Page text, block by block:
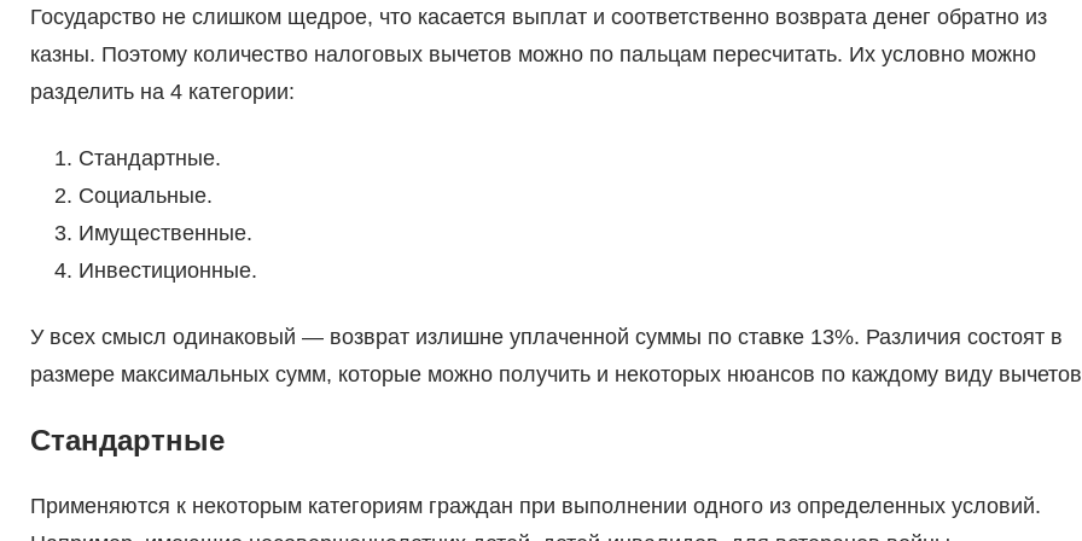
Государство не слишком щедрое, что касается выплат и соответственно возврата денег обратно из
казны. Поэтому количество налоговых вычетов можно по пальцам пересчитать. Их условно можно
разделить на 4 категории:
Стандартные.
Социальные.
Имущественные.
Инвестиционные.
У всех смысл одинаковый — возврат излишне уплаченной суммы по ставке 13%. Различия состоят в
размере максимальных сумм, которые можно получить и некоторых нюансов по каждому виду
Стандартные
Применяются к некоторым категориям граждан при выполнении одного из определенных условий.